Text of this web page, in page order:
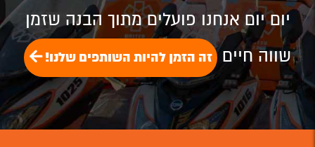
יום יום אנחנו פועלים מתוך הבנה שזמן
שווה חיים זה הזמן להיות השותפים שלנו!